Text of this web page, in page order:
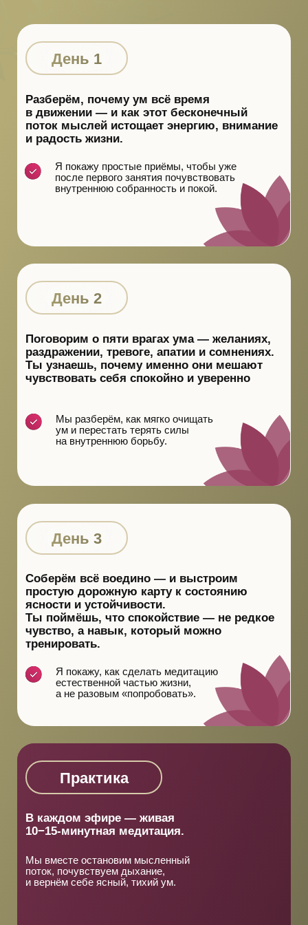
Практика
В каждом эфире — живая
10−15-минутная медитация.
поток, почувствуем дыхание,
и вернём себе ясный, тихий ум.
День 3
Соберём всё воедино — и выстроим
простую дорожную карту к состоянию
ясности и устойчивости.
Ты поймёшь, что спокойствие — не редкое
чувство, а навык, который можно
Я покажу, как сделать медитацию
естественной частью жизни,
а не разовым «попробовать».